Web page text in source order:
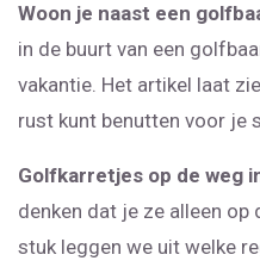
Woon je naast een
in de buurt van een
vakantie. Het artikel laat
rust kunt benutten voor je
Golfkarretjes op de weg
denken dat je ze alleen op
stuk leggen we uit welke